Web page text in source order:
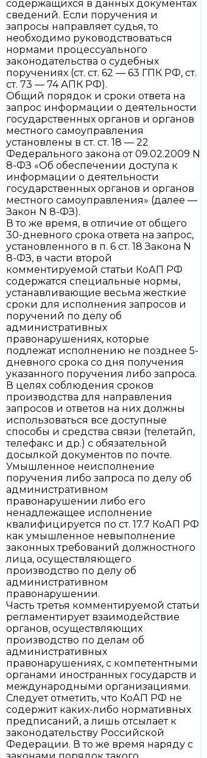
содержащихся в данных документах
сведений. Если поручения и
запросы направляет судья, то
необходимо руководствоваться
нормами процессуального
законодательства о судебных
поручениях (ст. ст. 62 — 63 ГПК РФ, ст.
ст. 73 — 74 АПК РФ).
Общий порядок и сроки ответа на
запрос информации о деятельности
государственных органов и органов
местного самоуправления
установлены в ст. ст. 18 — 22
Федерального закона от 09.02.2009 N
8-ФЗ «Об обеспечении доступа к
информации о деятельности
государственных органов и органов
местного самоуправления» (далее —
Закон N 8-ФЗ).
В то же время, в отличие от общего
30-дневного срока ответа на запрос,
установленного в п. 6 ст. 18 Закона N
8-ФЗ, в части второй
комментируемой статьи КоАП РФ
содержатся специальные нормы,
устанавливающие весьма жесткие
сроки для исполнения запросов и
поручений по делу об
административных
правонарушениях, которые
подлежат исполнению не позднее 5-
дневного срока со дня получения
указанного поручения либо запроса.
В целях соблюдения сроков
производства для направления
запросов и ответов на них должны
использоваться все доступные
способы и средства связи (телетайп,
телефакс и др.) с обязательной
досылкой документов по почте.
Умышленное неисполнение
поручения либо запроса по делу об
административном
правонарушении либо его
ненадлежащее исполнение
квалифицируется по ст. 17.7 КоАП РФ
как умышленное невыполнение
законных требований должностного
лица, осуществляющего
производство по делу об
административном
правонарушении.
Часть третья комментируемой статьи
регламентирует взаимодействие
органов, осуществляющих
производство по делам об
административных
правонарушениях, с компетентными
органами иностранных государств и
международными организациями.
Следует отметить, что КоАП РФ не
содержит каких-либо нормативных
предписаний, а лишь отсылает к
законодательству Российской
Федерации. В то же время наряду с